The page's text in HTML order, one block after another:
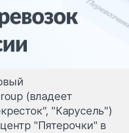
(владеет
"Карусель")
"Пятерочки" в